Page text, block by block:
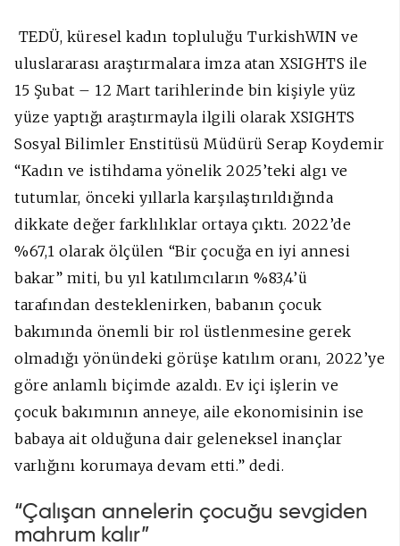
TEDÜ, küresel kadın topluluğu TurkishWIN ve
uluslararası araştırmalara imza atan XSIGHTS ile
15 Şubat – 12 Mart tarihlerinde bin kişiyle yüz
yüze yaptığı araştırmayla ilgili olarak XSIGHTS
Sosyal Bilimler Enstitüsü Müdürü Serap Koydemir
“Kadın ve istihdama yönelik 2025’teki algı ve
tutumlar, önceki yıllarla karşılaştırıldığında
dikkate değer farklılıklar ortaya çıktı. 2022’de
%67,1 olarak ölçülen “Bir çocuğa en iyi annesi
bakar” miti, bu yıl katılımcıların %83,4’ü
tarafından desteklenirken, babanın çocuk
bakımında önemli bir rol üstlenmesine gerek
olmadığı yönündeki görüşe katılım oranı, 2022’ye
göre anlamlı biçimde azaldı. Ev içi işlerin ve
çocuk bakımının anneye, aile ekonomisinin ise
babaya ait olduğuna dair geleneksel inançlar
varlığını korumaya devam etti.” dedi.
“Çalışan annelerin çocuğu sevgiden
mahrum kalır”